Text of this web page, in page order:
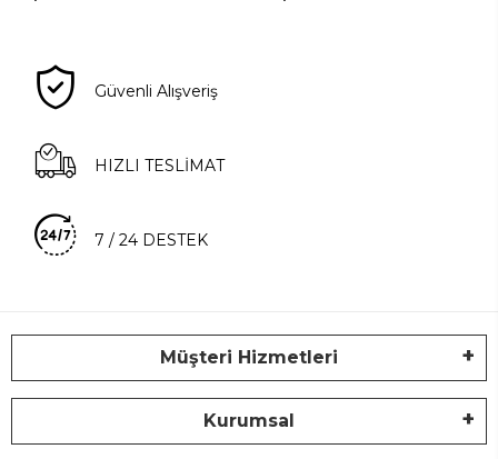
Güvenli Alışveriş
HIZLI TESLİMAT
7 / 24 DESTEK
Müşteri Hizmetleri
Kurumsal